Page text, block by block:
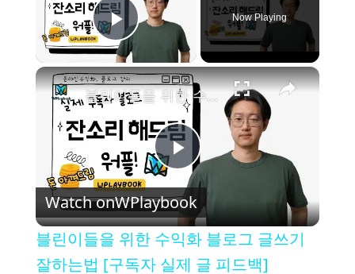
Play Video
Now Playing
×
P
l
a
블린이들을 위한 수익화 블로그 글쓰기 잘하는법 [구독자 실제 글 피드백]
Watch onWPlaybook
블린이들을 위한 수익화 블로그 글쓰기
잘하는법 [구독자 실제 글 피드백]